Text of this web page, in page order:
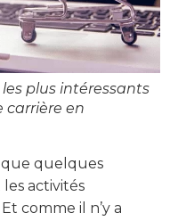
les plus intéressants
carrière en
quelques
activités
comme il n’y a